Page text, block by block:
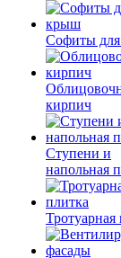
Софиты
кирпич
Ступени и
напольная
Тротуарная